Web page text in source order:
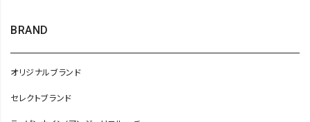
BRAND
オリジナルブランド
セレクトブランド